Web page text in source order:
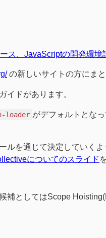
ス、JavaScriptの開発環境
の新しいサイトの方にまと
イドがあります。
loader がデフォルトとな
ルを通じて決定していくよ
についてのスライド
補としてはScope